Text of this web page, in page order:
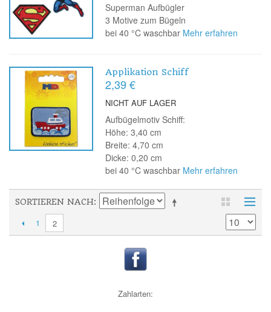
Superman Aufbügler
3 Motive zum Bügeln
bei 40 °C waschbar Mehr erfahren
Applikation Schiff
2,39 €
NICHT AUF LAGER
Aufbügelmotiv Schiff:
Höhe: 3,40 cm
Breite: 4,70 cm
Dicke: 0,20 cm
bei 40 °C waschbar Mehr erfahren
SORTIEREN NACH
1 2
Zahlarten: